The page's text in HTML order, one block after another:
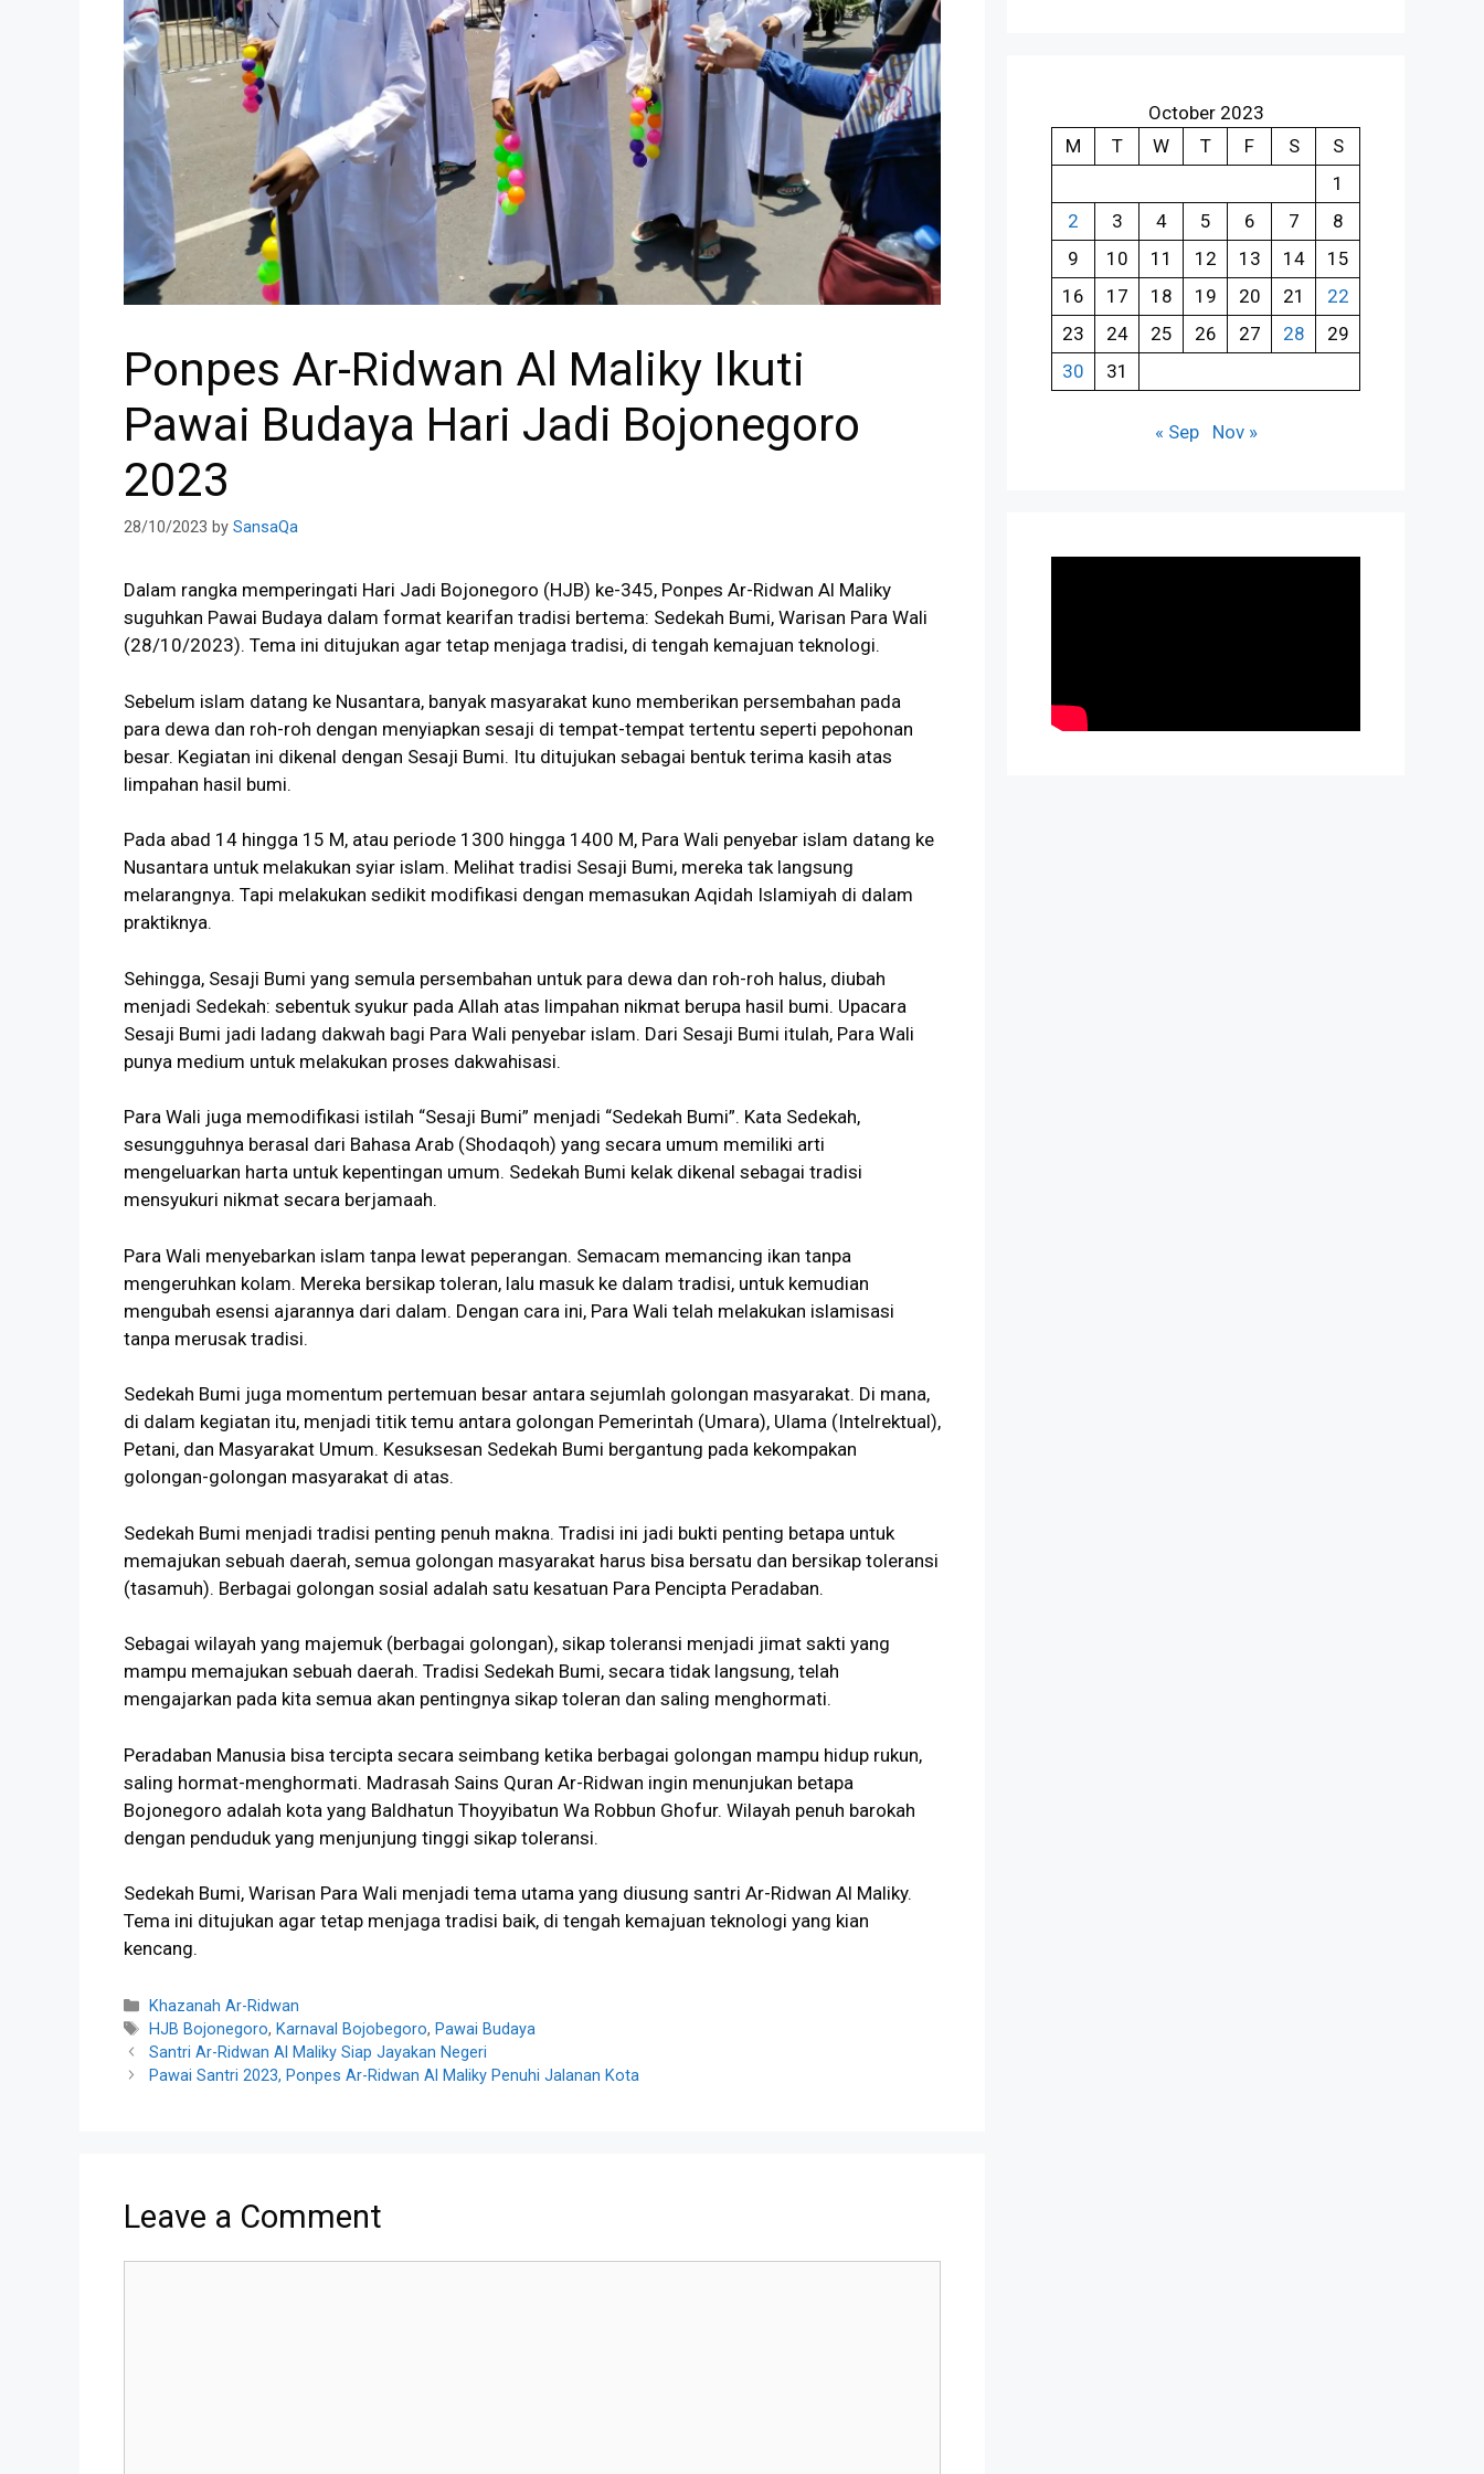
Ponpes Ar-Ridwan Al Maliky Ikuti
Pawai Budaya Hari Jadi Bojonegoro
2023
28/10/2023 by SansaQa
Dalam rangka memperingati Hari Jadi Bojonegoro (HJB) ke-345, Ponpes Ar-Ridwan Al Maliky
suguhkan Pawai Budaya dalam format kearifan tradisi bertema: Sedekah Bumi, Warisan Para Wali
(28/10/2023). Tema ini ditujukan agar tetap menjaga tradisi, di tengah kemajuan teknologi.
Sebelum islam datang ke Nusantara, banyak masyarakat kuno memberikan persembahan pada
para dewa dan roh-roh dengan menyiapkan sesaji di tempat-tempat tertentu seperti pepohonan
besar. Kegiatan ini dikenal dengan Sesaji Bumi. Itu ditujukan sebagai bentuk terima kasih atas
limpahan hasil bumi.
Pada abad 14 hingga 15 M, atau periode 1300 hingga 1400 M, Para Wali penyebar islam datang ke
Nusantara untuk melakukan syiar islam. Melihat tradisi Sesaji Bumi, mereka tak langsung
melarangnya. Tapi melakukan sedikit modifikasi dengan memasukan Aqidah Islamiyah di dalam
praktiknya.
Sehingga, Sesaji Bumi yang semula persembahan untuk para dewa dan roh-roh halus, diubah
menjadi Sedekah: sebentuk syukur pada Allah atas limpahan nikmat berupa hasil bumi. Upacara
Sesaji Bumi jadi ladang dakwah bagi Para Wali penyebar islam. Dari Sesaji Bumi itulah, Para Wali
punya medium untuk melakukan proses dakwahisasi.
Para Wali juga memodifikasi istilah “Sesaji Bumi” menjadi “Sedekah Bumi”. Kata Sedekah,
sesungguhnya berasal dari Bahasa Arab (Shodaqoh) yang secara umum memiliki arti
mengeluarkan harta untuk kepentingan umum. Sedekah Bumi kelak dikenal sebagai tradisi
mensyukuri nikmat secara berjamaah.
Para Wali menyebarkan islam tanpa lewat peperangan. Semacam memancing ikan tanpa
mengeruhkan kolam. Mereka bersikap toleran, lalu masuk ke dalam tradisi, untuk kemudian
mengubah esensi ajarannya dari dalam. Dengan cara ini, Para Wali telah melakukan islamisasi
tanpa merusak tradisi.
Sedekah Bumi juga momentum pertemuan besar antara sejumlah golongan masyarakat. Di mana,
di dalam kegiatan itu, menjadi titik temu antara golongan Pemerintah (Umara), Ulama (Intelrektual),
Petani, dan Masyarakat Umum. Kesuksesan Sedekah Bumi bergantung pada kekompakan
golongan-golongan masyarakat di atas.
Sedekah Bumi menjadi tradisi penting penuh makna. Tradisi ini jadi bukti penting betapa untuk
memajukan sebuah daerah, semua golongan masyarakat harus bisa bersatu dan bersikap toleransi
(tasamuh). Berbagai golongan sosial adalah satu kesatuan Para Pencipta Peradaban.
Sebagai wilayah yang majemuk (berbagai golongan), sikap toleransi menjadi jimat sakti yang
mampu memajukan sebuah daerah. Tradisi Sedekah Bumi, secara tidak langsung, telah
mengajarkan pada kita semua akan pentingnya sikap toleran dan saling menghormati.
Peradaban Manusia bisa tercipta secara seimbang ketika berbagai golongan mampu hidup rukun,
saling hormat-menghormati. Madrasah Sains Quran Ar-Ridwan ingin menunjukan betapa
Bojonegoro adalah kota yang Baldhatun Thoyyibatun Wa Robbun Ghofur. Wilayah penuh barokah
dengan penduduk yang menjunjung tinggi sikap toleransi.
Sedekah Bumi, Warisan Para Wali menjadi tema utama yang diusung santri Ar-Ridwan Al Maliky.
Tema ini ditujukan agar tetap menjaga tradisi baik, di tengah kemajuan teknologi yang kian
kencang.
Categories
Khazanah Ar-Ridwan
Tags
HJB Bojonegoro, Karnaval Bojobegoro, Pawai Budaya
Santri Ar-Ridwan Al Maliky Siap Jayakan Negeri
Pawai Santri 2023, Ponpes Ar-Ridwan Al Maliky Penuhi Jalanan Kota
Leave a Comment
October 2023
M
T W T F S
S
1
2
3 4 5 6 7
8
9
10 11 12 13 14
15
16
17 18 19 20 21
22
23
24 25 26 27 28
29
30
31
« Sep Nov »